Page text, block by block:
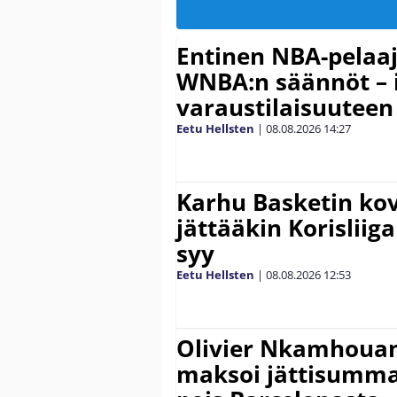
Entinen NBA-
WNBA:n säännöt
varaustilaisuuteen
Eetu Hellsten | 08.08.2026 14:27
Karhu Basketin
jättääkin
syy
Eetu Hellsten | 08.08.2026 12:53
Olivier
maksoi